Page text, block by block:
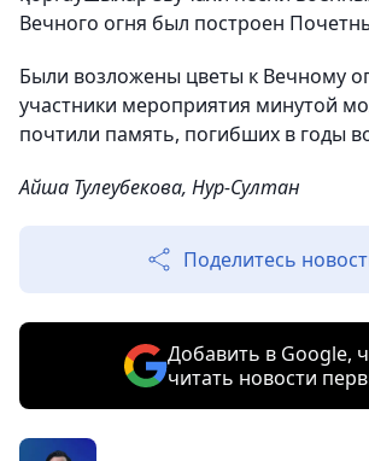
Вечного огня был построен
Были возложены цветы к Вечному
участники мероприятия минутой
почтили память, погибших​ в годы
Айша Тулеубекова, Нур-Султан
Поделитесь
Добавить в Google,
читать новости